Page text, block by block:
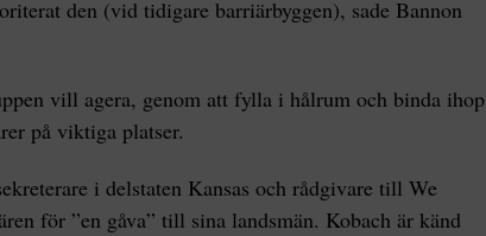
den (vid tidigare barriärbyggen), sade Bannon
vill agera, genom att fylla i hålrum och binda ihop
på viktiga platser.
i delstaten Kansas och rådgivare till We
för ”en gåva” till sina landsmän. Kobach är känd